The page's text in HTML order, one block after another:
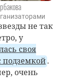
не так
у
своя
подземкой.
очень